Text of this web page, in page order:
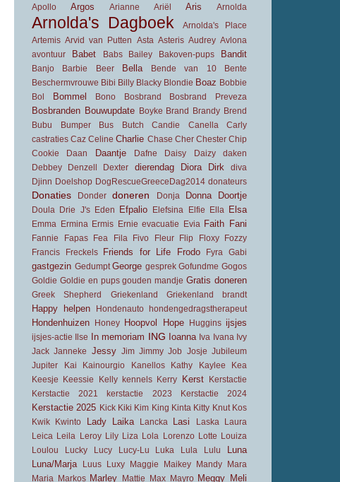
Apollo
Argos Arianne Ariël Aris Arnolda
Arnolda's Dagboek
Arnolda's Place
Artemis Arvid van Putten Asta Asteris Audrey Avlona
avontuur
Babet Babs Bailey Bakoven-pups Bandit
Banjo Barbie Beer Bella Bende van 10
Bente
Beschermvrouwe Bibi Billy Blacky Blondie Boaz Bobbie
Bol
Bommel Bono Bosbrand Bosbrand Preveza
Bosbranden Bouwupdate Boyke Brand Brandy Brend
Bubu
Bumper Bus Butch Candie Canella
Carly
castraties Caz Celine Charlie Chase Cher Chester Chip
Cookie
Daan Daantje Dafne Daisy Daizy
daken
Debbey
Denzell Dexter dierendag Diora Dirk
diva
Djinn Doelshop DogRescueGreeceDag2014 donateurs
Donaties Donder doneren Donja Donna Doortje
Doula Drie J's Eden Efpalio Elefsina Elfie Ella Elsa
Emma Ermina Ermis Ernie evacuatie Evia Faith Fani
Fannie Fapas Fea Fila Fivo Fleur Flip Floxy
Fozzy
Francis
Freckels Friends for Life Frodo Fyra Gabi
gastgezin Gedumpt George gesprek Gofundme Gogos
Goldie Goldie en pups gouden mandje Gratis doneren
Greek Shepherd Griekenland Griekenland brandt
Happy helpen Hondenauto hondengedragstherapeut
Hondenhuizen Honey Hoopvol Hope Huggins ijsjes
ijsjes-actie Ilse In memoriam ING Ioanna Iva Ivana Ivy
Jack Janneke Jessy Jim Jimmy Job Josje Jubileum
Jupiter
Kai Kainourgio Kanellos Kathy Kaylee
Kea
Keesje
Keessie Kelly kennels Kerry Kerst
Kerstactie
Kerstactie 2021
kerstactie 2023 Kerstactie 2024
Kerstactie 2025 Kick Kiki Kim King Kinta Kitty Knut Kos
Kwik
Kwinto Lady Laika Lancka Lasi Laska
Laura
Leica
Leila Leroy Lily Liza Lola Lorenzo Lotte
Louiza
Loulou
Lucky Lucy Lucy-Lu Luka Lula Lulu
Luna
Luna/Marja
Luus Luxy Maggie Maikey Mandy
Mara
Maria
Markos Marley Mattie Max Mayro Meggy Meli